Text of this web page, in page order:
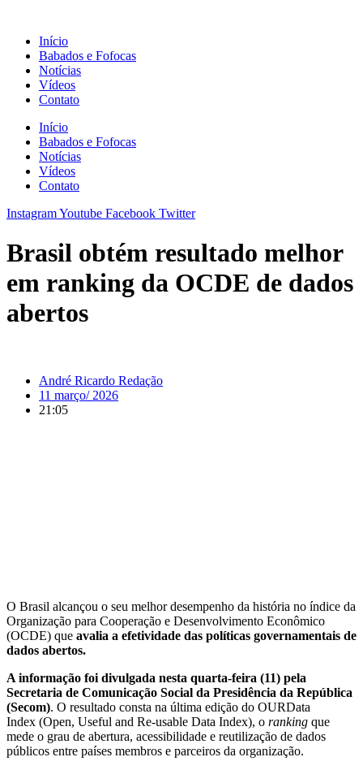
conteúdo
Início
Babados e Fofocas
Notícias
Vídeos
Contato
Início
Babados e Fofocas
Notícias
Vídeos
Contato
InstagramYoutube Facebook Twitter
Brasil obtém resultado melhor
em ranking da OCDE de dados
abertos
André Ricardo Redação
11 março/ 2026
21:05
O Brasil alcançou o seu melhor desempenho da história no índice da
Organização para Cooperação e Desenvolvimento Econômico
(OCDE) que avalia a efetividade das políticas governamentais de
dados abertos.
A informação foi divulgada nesta quarta-feira (11) pela
Secretaria de Comunicação Social da Presidência da República
(Secom). O resultado consta na última edição do OURData
Index (Open, Useful and Re-usable Data Index), o ranking que
mede o grau de abertura, acessibilidade e reutilização de dados
públicos entre países membros e parceiros da organização.